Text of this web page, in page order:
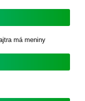
má meniny